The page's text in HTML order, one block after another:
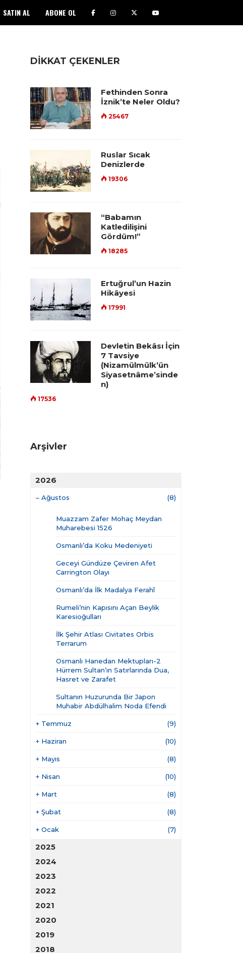
SATIN AL ABONE OL
DİKKAT ÇEKENLER
Fethinden Sonra
İznik’te Neler Oldu?
25467
Ruslar Sıcak
Denizlerde
19306
“Babamın
Katledilişini
Gördüm!”
18285
Ertuğrul’un Hazin
Hikâyesi
17991
Devletin Bekâsı İçin
7 Tavsiye
(Nizamülmülk’ün
Siyasetnâme’sinde
n)
17536
Arşivler
2026
– Ağustos (8)
Muazzam Zafer Mohaç Meydan
Muharebesi 1526
Osmanlı’da Koku Medeniyeti
Geceyi Gündüze Çeviren Afet
Carrington Olayı
Osmanlı’da İlk Madalya Ferahî
Rumeli’nin Kapısını Açan Beylik
Karesioğulları
İlk Şehir Atlası Civitates Orbis
Terrarum
Osmanlı Hanedan Mektupları-2
Hürrem Sultan’ın Satırlarında Dua,
Hasret ve Zarafet
Sultanın Huzurunda Bir Japon
Muhabir Abdülhalim Noda Efendi
+ Temmuz (9)
+ Haziran (10)
+ Mayıs (8)
+ Nisan (10)
+ Mart (8)
+ Şubat (8)
+ Ocak (7)
2025
2024
2023
2022
2021
2020
2019
2018